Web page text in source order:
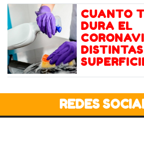
CUANTO
DURA EL
DISTINTAS
REDES